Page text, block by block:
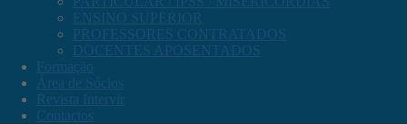
ENSINO SUPERIOR
PROFESSORES CONTRATADOS
DOCENTES APOSENTADOS
Formação
Área de Sócios
Revista Intervir
Contactos